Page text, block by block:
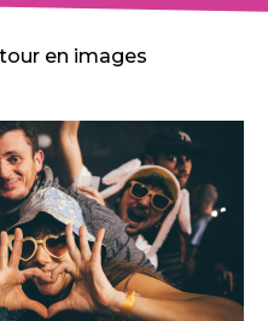
en images